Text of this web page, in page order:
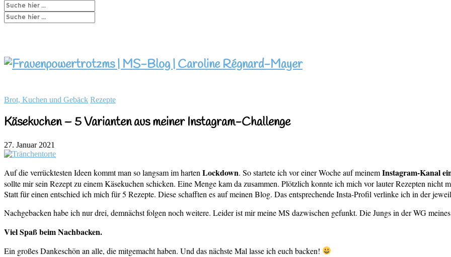
Brot, Kuchen und Gebäck Rezepte
Käsekuchen – 5 Varianten aus meiner Instagram-Challenge
27. Januar 2021
Auf die verrücktesten Ideen kommt man so langsam im harten Lockdown. So startete ich vor einer Woche auf meinemInstagram-Kanal
sollte mir sein Rezept zu einem Käsekuchen schicken. Eine Menge kam da zusammen. Plötzlich konnte ich mich vor lauter Rezepten
Statt für einen entschied ich mich für 5 Rezepte. Diese schafften es auf meinen Blog. Das entsprechende Insta-Profil verlinke ich in der
Nachgebacken habe ich nur drei, demnächst folgen noch weitere. Leider ist mir meine MS dazwischen gefunkt. Die Jungs in der WG
Viel Spaß beim Nachbacken.
Ein großes Dankeschön an alle, die mitgemacht haben. Und das nächste Mal lasse ich euch backen!